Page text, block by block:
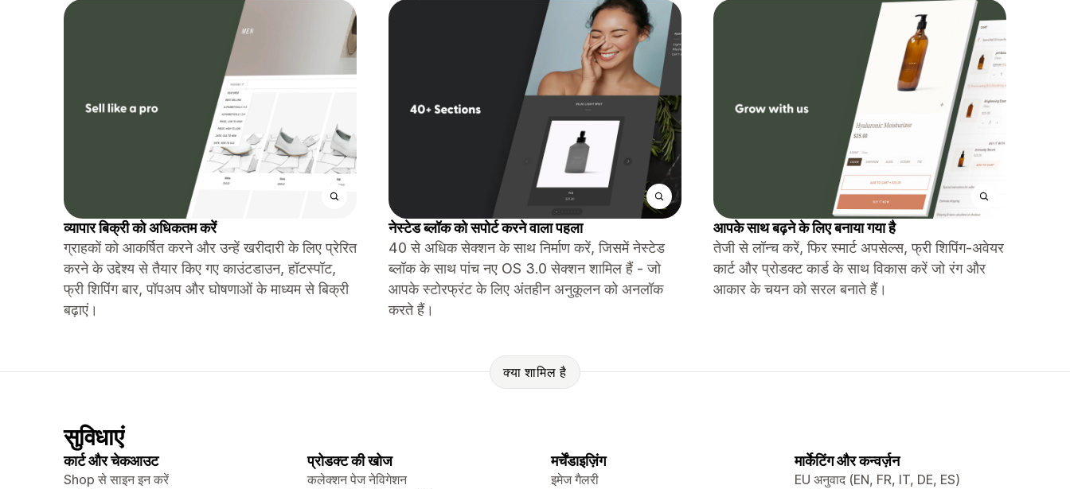
व्यापार बिक्री को अधिकतम करें
ग्राहकों को आकर्षित करने और उन्हें खरीदारी के लिए प्रेरित
करने के उद्देश्य से तैयार किए गए काउंटडाउन, हॉटस्पॉट,
फ्री शिपिंग बार, पॉपअप और घोषणाओं के माध्यम से बिक्री
बढ़ाएं।
नेस्टेड ब्लॉक को सपोर्ट करने वाला पहला
40 से अधिक सेक्शन के साथ निर्माण करें, जिसमें नेस्टेड
ब्लॉक के साथ पांच नए OS 3.0 सेक्शन शामिल हैं - जो
आपके स्टोरफ्रंट के लिए अंतहीन अनुकूलन को अनलॉक
करते हैं।
आपके साथ बढ़ने के लिए बनाया गया है
तेजी से लॉन्च करें, फिर स्मार्ट अपसेल्स, फ्री शिपिंग-अवेयर
कार्ट और प्रोडक्ट कार्ड के साथ विकास करें जो रंग और
आकार के चयन को सरल बनाते हैं।
क्या शामिल है
सुविधाएं
कार्ट और चेकआउट
Shop से साइन इन करें
प्रोडक्ट की खोज
कलेक्शन पेज नेविगेशन
मर्चेंडाइज़िंग
इमेज गैलरी
मार्केटिंग और कन्वर्ज़न
EU अनुवाद (EN, FR, IT, DE, ES)